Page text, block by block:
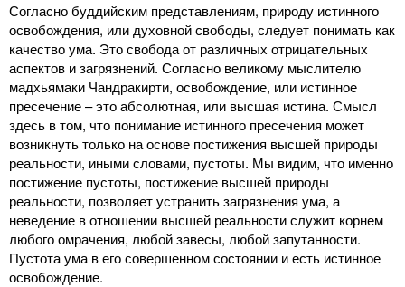
Согласно буддийским представлениям, природу истинного
освобождения, или духовной свободы, следует понимать как
качество ума. Это свобода от различных отрицательных
аспектов и загрязнений. Согласно великому мыслителю
мадхьямаки Чандракирти, освобождение, или истинное
пресечение – это абсолютная, или высшая истина. Смысл
здесь в том, что понимание истинного пресечения может
возникнуть только на основе постижения высшей природы
реальности, иными словами, пустоты. Мы видим, что именно
постижение пустоты, постижение высшей природы
реальности, позволяет устранить загрязнения ума, а
неведение в отношении высшей реальности служит корнем
любого омрачения, любой завесы, любой запутанности.
Пустота ума в его совершенном состоянии и есть истинное
освобождение.